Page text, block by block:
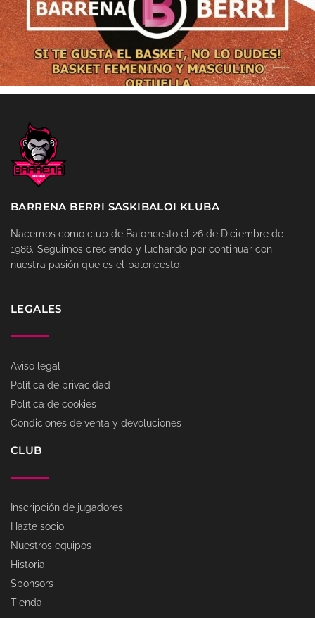
BARRENA BERRI SASKIBALOI KLUBA
Nacemos como club de Baloncesto el 26 de Diciembre de
1986. Seguimos creciendo y luchando por continuar con
nuestra pasión que es el baloncesto.
LEGALES
Aviso legal
Política de privacidad
Política de cookies
Condiciones de venta y devoluciones
CLUB
Inscripción de jugadores
Hazte socio
Nuestros equipos
Historia
Sponsors
Tienda